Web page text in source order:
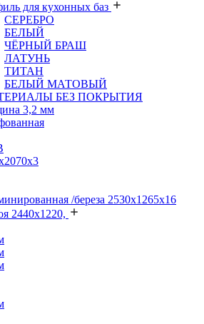
для кухонных баз
СЕРЕБРО
БЕЛЫЙ
ЧЁРНЫЙ БРАШ
ЛАТУНЬ
ТИТАН
БЕЛЫЙ МАТОВЫЙ
БЕЗ ПОКРЫТИЯ
3,2 мм
/береза 2530х1265х16
2440х1220,